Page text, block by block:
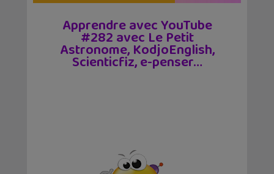
Apprendre avec YouTube
#282 avec Le Petit
Astronome, KodjoEnglish,
Scienticfiz, e-penser…